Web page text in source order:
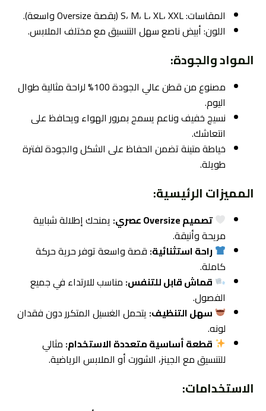
المقاسات: S، M، L، XL، XXL (بقصة Oversize واسعة).
اللون: أبيض ناصع سهل التنسيق مع مختلف الملابس.
المواد والجودة:
مصنوع من قطن عالي الجودة 100% لراحة مثالية طوال
اليوم.
نسيج خفيف وناعم يسمح بمرور الهواء ويحافظ على
انتعاشك.
خياطة متينة تضمن الحفاظ على الشكل والجودة لفترة
طويلة.
المميزات الرئيسية:
تصميم Oversize عصري:
يمنحك إطلالة شبابية
مريحة وأنيقة.
راحة استثنائية: قصة واسعة توفر حرية حركة
كاملة.
قماش قابل للتنفس: مناسب للارتداء في جميع
الفصول.
سهل التنظيف: يتحمل الغسيل المتكرر دون فقدان
لونه.
قطعة أساسية متعددة الاستخدام: مثالي
للتنسيق مع الجينز، الشورت أو الملابس الرياضية.
الاستخدامات: